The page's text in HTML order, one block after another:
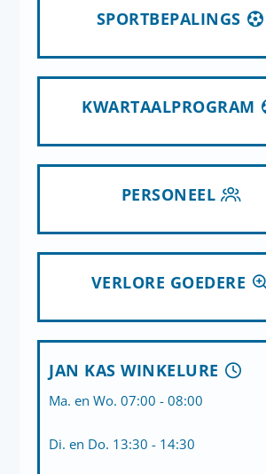
SPORTBEPALINGS
KWARTAALPROGRAM
PERSONEEL
VERLORE GOEDERE
JAN KAS WINKELURE
Ma. en Wo. 07:00 - 08:00
Di. en Do. 13:30 - 14:30